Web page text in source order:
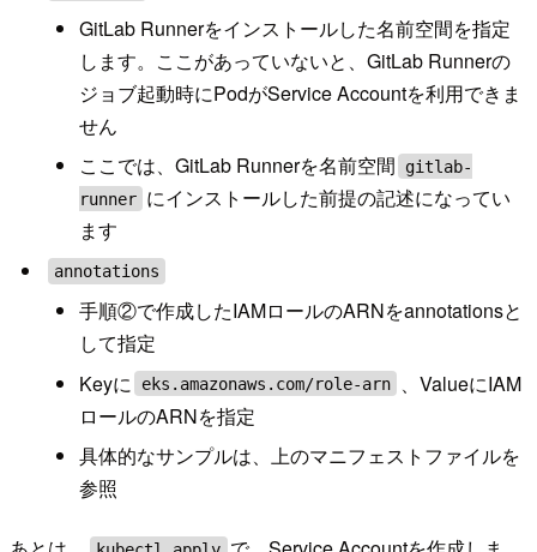
GitLab Runnerをインストールした名前空間を指定
します。ここがあっていないと、GitLab Runnerの
ジョブ起動時にPodがService Accountを利用できま
せん
ここでは、GitLab Runnerを名前空間
gitlab-
runner にインストールした前提の記述になってい
ます
annotations
手順②で作成したIAMロールのARNをannotationsと
して指定
Keyに
eks.amazonaws.com/role-arn
、ValueにIAM
ロールのARNを指定
具体的なサンプルは、上のマニフェストファイルを
参照